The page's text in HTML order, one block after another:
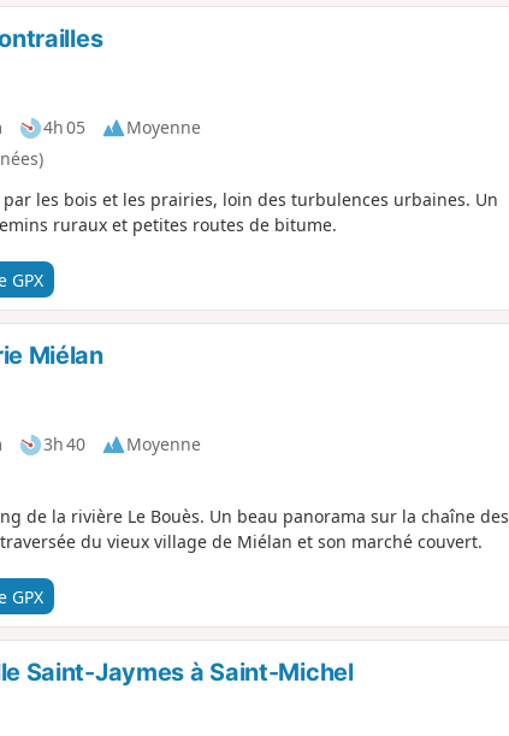
4h 05
Moyenne
les bois et les prairies, loin des turbulences urbaines. Un
ruraux et petites routes de bitume.
GPX
Miélan
3h 40
Moyenne
de la rivière Le Bouès. Un beau panorama sur la chaîne des
du vieux village de Miélan et son marché couvert.
GPX
Saint-Jaymes à Saint-Michel